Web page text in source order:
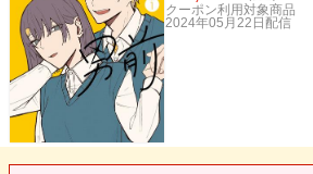
クーポン利用対象商品
2024年05月22日 配信